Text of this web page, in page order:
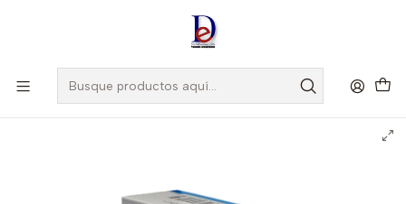
, Si eres nuevo regístrate
PENICILINA G BENZATINICA 1.200.000UI X 10 AMP- - DELTA- -
UBI 1-C